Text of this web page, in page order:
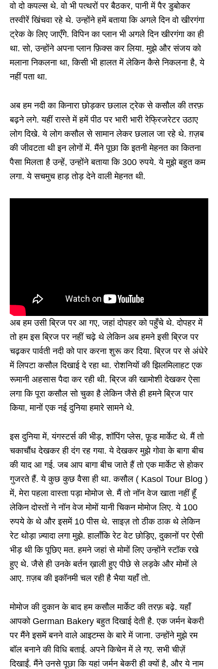
वो दो कपल्स थे. वो भी पत्थरों पर बैठकर, पानी में पैर डुबोकर
तस्वीरें खिंचवा रहे थे. उन्होंने हमें बताया कि अगले दिन वो खीरगंगा
ट्रेक के लिए जाएँगे. विपिन का प्लान भी अगले दिन खीरगंगा का ही
था. सो, उन्होंने अपना प्लान फ़िक्स कर लिया. मुझे और संजय को
मलाना निकलना था, किसी भी हालत में लेकिन कैसे निकलना है, ये
नहीं पता था.
अब हम नदी का किनारा छोड़कर छलाल ट्रेक से कसौल की तरफ़
बढ़ने लगे. यहीं रास्ते में हमें पीठ पर भारी भारी रेफ्रिजरेटर उठाए
लोग दिखे. ये लोग कसौल से सामान लेकर छलाल जा रहे थे. ग़ज़ब
की जीवटता थी इन लोगों में. मैंने पूछा कि इतनी मेहनत का कितना
पैसा मिलता है उन्हें, उन्होंने बताया कि 300 रुपये. ये मुझे बहुत कम
लगा. ये सचमुच हाड़ तोड़ देने वाली मेहनत थी.
अब हम उसी ब्रिज पर आ गए, जहां दोपहर को पहुँचे थे. दोपहर में
तो हम इस ब्रिज पर नहीं चढ़े थे लेकिन अब हमने इसी ब्रिज पर
चढ़कर पार्वती नदी को पार करना शुरू कर दिया. ब्रिज पर से अंधेरे
में लिपटा कसौल दिखाई दे रहा था. रोशनियों की झिलमिलाहट एक
रूमानी अहसास पैदा कर रही थी. ब्रिज की खामोशी देखकर ऐसा
लगा कि पूरा कसौल सो चुका है लेकिन जैसे ही हमने ब्रिज पार
किया, मानों एक नई दुनिया हमारे सामने थे.
इस दुनिया में, यंगस्टर्स की भीड़, शॉपिंग प्लेस, फ़ूड मार्केट थे. मैं तो
चकाचौंध देखकर ही दंग रह गया. ये देखकर मुझे गोवा के बागा बीच
की याद आ गई. जब आप बागा बीच जाते हैं तो एक मार्केट से होकर
गुजरते हैं. ये कुछ कुछ वैसा ही था. कसौल ( Kasol Tour Blog )
में, मेरा पहला वास्ता पड़ा मोमोज से. मैं तो नॉन वेज खाता नहीं हूँ
लेकिन दोस्तों ने नॉन वेज मोमों यानी चिकन मोमोज लिए. ये 100
रुपये के थे और इसमें 10 पीस थे. साइज़ तो ठीक ठाक थे लेकिन
रेट थोड़ा ज़्यादा लगा मुझे. हालाँकि रेट वेट छोड़िए, दुकानों पर ऐसी
भीड़ थी कि पूछिए मत. हमने जहां से मोमों लिए उन्होंने स्टॉक रखे
हुए थे. जैसे ही उनके बर्तन ख़ाली हुए पीछे से लड़के और मोमों ले
आए. ग़ज़ब की इकॉनमी चल रही है भैया यहाँ तो.
मोमोज की दुकान के बाद हम कसौल मार्केट की तरफ़ बढ़े. यहाँ
आपको German Bakery बहुत दिखाई देती है. एक जर्मन बेकरी
पर मैंने इसमें बनने वाले आइटम्स के बारे में जाना. उन्होंने मुझे रम
बॉल बनाने की विधि बताई. अपने किचेन में ले गए. सभी चीज़ें
दिखाईं. मैंने उनसे पूछा कि यहां जर्मन बेकरी ही क्यों है, और ये नाम